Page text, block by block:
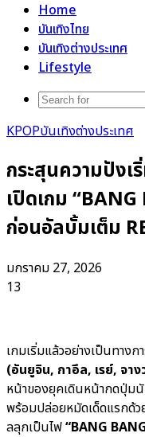
Home
บันเทิงไทย
บันเทิงต่างประเทศ
Lifestyle
KPOPบันเทิงต่างประเทศ
กระสุนความปังเ
เปิดเกม
ก่อนอัลบั้มเต็ม
มกราคม 27, 2026
13
เกมเริ่มแล้วอย่างเป็นทาง
(อันยูจิน, กาอึล, เรย์, จา
หน้าของยุคเดินหน้ากดปุ่ม
พร้อมปล่อยหมัดเด็ดแรกด้ว
ลลุกเป็นไฟ“BANG